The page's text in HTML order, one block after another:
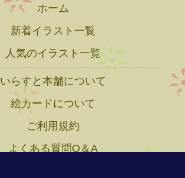
ホーム
新着イラスト一覧
人気のイラスト一覧
いらすと本舗について
絵カードについて
ご利用規約
よくある質問Q＆A